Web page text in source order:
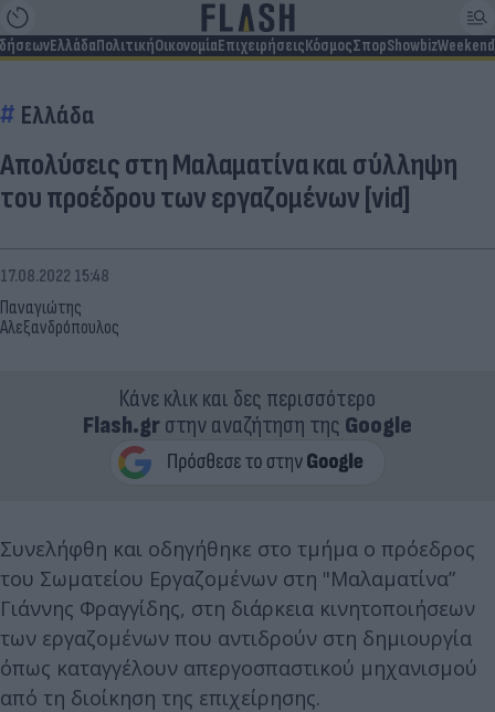
ΕλλάδαΠολιτικήΟικονομίαΕπιχειρήσειςΚόσμοςΣπορShowbizWeekend
Ελλάδα
Απολύσεις στη Μαλαματίνα και σύλληψη
του προέδρου των εργαζομένων [vid]
Παναγιώτης
Αλεξανδρόπουλος
17.08.2022 15:48
Κάνε κλικ και δες περισσότερο
Flash.grστην αναζήτηση της Google
Συνελήφθη και οδηγήθηκε στο τμήμα ο πρόεδρος
του Σωματείου Εργαζομένων στη "Μαλαματίνα”
Γιάννης Φραγγίδης, στη διάρκεια κινητοποιήσεων
των εργαζομένων που αντιδρούν στη δημιουργία
όπως καταγγέλουν απεργοσπαστικού μηχανισμού
από τη διοίκηση της επιχείρησης.